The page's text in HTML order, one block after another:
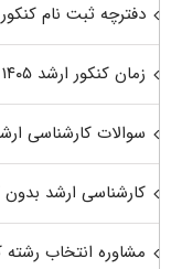
دفترچه ثبت نام کنکور
زمان کنکور ارشد ۱۴۰۵
سوالات کارشناسی
کارشناسی ارشد
مشاوره انتخاب رشته